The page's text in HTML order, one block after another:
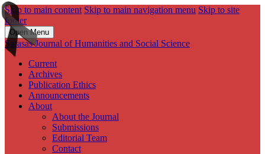
Skip to main content Skip to main navigation menu Skip to site
footer
Open Menu
Sarasas Journal of Humanities and Social Science
Current
Archives
Publication Ethics
Announcements
About
About the Journal
Submissions
Editorial Team
Contact